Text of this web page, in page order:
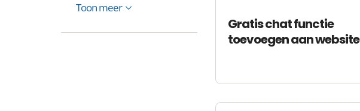
SEO
Projectmanagement
Toon meer
Gratis chat functie
toevoegen aan website